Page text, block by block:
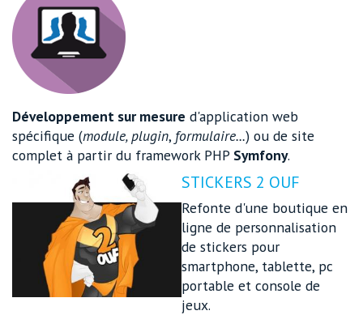
Développement sur mesure d'application web
spécifique (module, plugin, formulaire...) ou de site
complet à partir du framework PHP Symfony.
STICKERS 2 OUF
Refonte d'une boutique en
ligne de personnalisation
de stickers pour
smartphone, tablette, pc
portable et console de
jeux.